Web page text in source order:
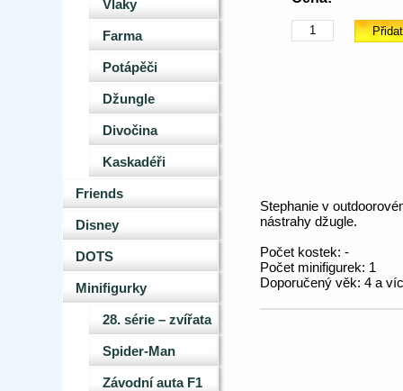
Vlaky
Farma
Potápěči
Džungle
Divočina
Kaskadéři
Friends
Disney
DOTS
Minifigurky
28. série – zvířata
Spider-Man
Závodní auta F1
Stephanie v
nástrahy džugle.
Počet kostek: -
Počet minifigurek: 1
Doporučený věk: 4 a